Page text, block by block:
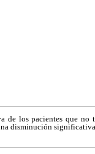
de los pacientes que
disminución